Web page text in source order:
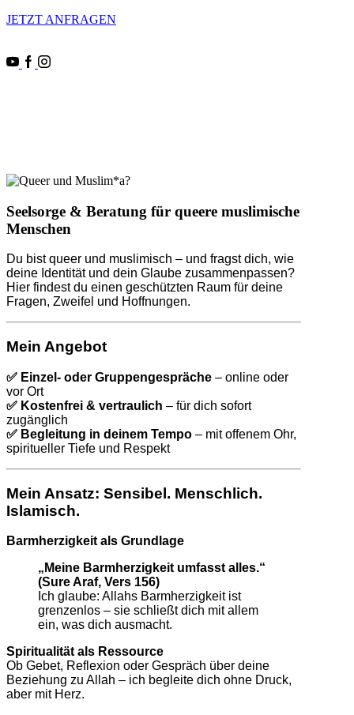
JETZT ANFRAGEN
Seelsorge & Beratung für queere muslimische
Menschen
Du bist queer und muslimisch – und fragst dich, wie
deine Identität und dein Glaube zusammenpassen?
Hier findest du einen geschützten Raum für deine
Fragen, Zweifel und Hoffnungen.
Mein Angebot
✅ Einzel- oder Gruppengespräche – online oder
vor Ort
✅ Kostenfrei & vertraulich – für dich sofort
zugänglich
✅ Begleitung in deinem Tempo – mit offenem Ohr,
spiritueller Tiefe und Respekt
Mein Ansatz: Sensibel. Menschlich.
Islamisch.
Barmherzigkeit als Grundlage
„Meine Barmherzigkeit umfasst alles.“
(Sure Araf, Vers 156)
Ich glaube: Allahs Barmherzigkeit ist
grenzenlos – sie schließt dich mit allem
ein, was dich ausmacht.
Spiritualität als Ressource
Ob Gebet, Reflexion oder Gespräch über deine
Beziehung zu Allah – ich begleite dich ohne Druck,
aber mit Herz.